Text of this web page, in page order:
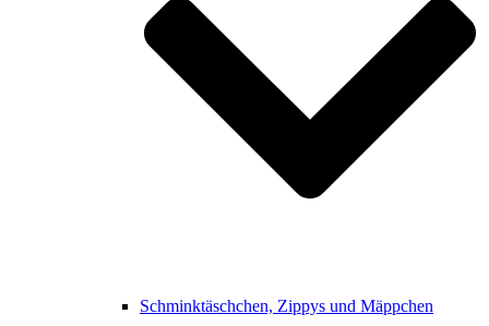
Schminktäschchen, Zippys und Mäppchen